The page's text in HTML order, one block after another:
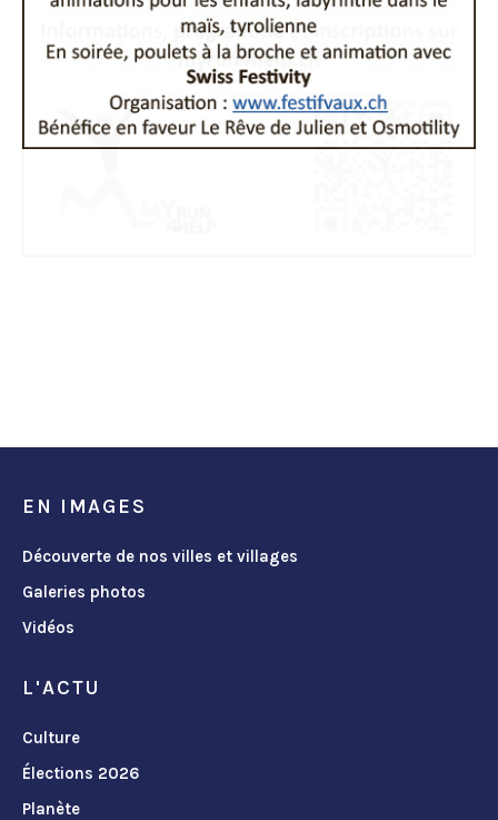
EN IMAGES
Découverte de nos villes et villages
Galeries photos
Vidéos
L'ACTU
Culture
Élections 2026
Planète